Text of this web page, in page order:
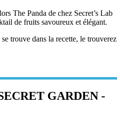
The Panda de chez Secret’s Lab
de fruits savoureux et élégant.
trouve dans la recette, le trouverez
GARDEN -